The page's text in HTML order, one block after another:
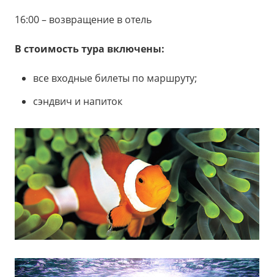
16:00 – возвращение в отель
В стоимость тура включены:
все входные билеты по маршруту;
сэндвич и напиток